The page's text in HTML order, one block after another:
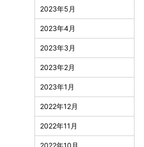
2023年5月
2023年4月
2023年3月
2023年2月
2023年1月
2022年12月
2022年11月
2022年10月